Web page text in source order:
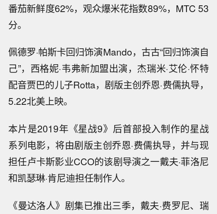
番茄新鲜度62%，观众爆米花指数89%，MTC 53
分。
佩德罗·帕斯卡回归饰演Mando，古古“回归饰演自
己”，西格妮·韦弗新加盟出演，杰瑞米·艾伦·怀特
配音贾巴的儿子Rotta，剧版主创乔恩·费儒执导，
5.22北美上映。
本片是2019年《星战9》后首部投入制作的星战
系列电影，将由剧版主创乔恩·费儒执导，并与现
担任卢卡斯影业CCO的该剧导演之一戴夫·菲洛尼
和凯瑟琳·肯尼迪担任制作人。
《曼达洛人》剧集已推出三季，戴夫·费罗尼、瑞